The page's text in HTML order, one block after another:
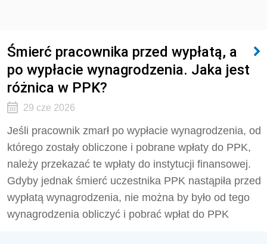
Śmierć pracownika przed wypłatą, a
po wypłacie wynagrodzenia. Jaka jest
różnica w PPK?
29 cze 2026
Jeśli pracownik zmarł po wypłacie wynagrodzenia, od
którego zostały obliczone i pobrane wpłaty do PPK,
należy przekazać te wpłaty do instytucji finansowej.
Gdyby jednak śmierć uczestnika PPK nastąpiła przed
wypłatą wynagrodzenia, nie można by było od tego
wynagrodzenia obliczyć i pobrać wpłat do PPK